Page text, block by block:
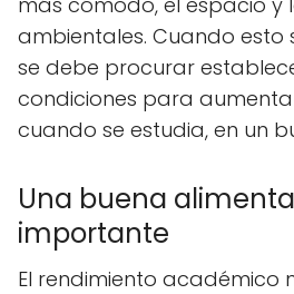
ambientales. Cuando esto
se debe procurar
condiciones para
cuando se estudia, en un
Una buena
importante
El rendimiento académico